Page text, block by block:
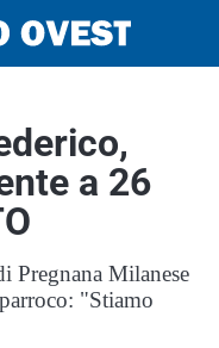
a 26
Pregnana Milanese
"Stiamo